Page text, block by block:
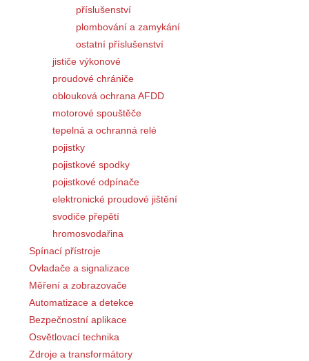
příslušenství
plombování a zamykání
ostatní příslušenství
jističe výkonové
proudové chrániče
oblouková ochrana AFDD
motorové spouštěče
tepelná a ochranná relé
pojistky
pojistkové spodky
pojistkové odpínače
elektronické proudové jištění
svodiče přepětí
hromosvodařina
Spínací přístroje
Ovladače a signalizace
Měření a zobrazovače
Automatizace a detekce
Bezpečnostní aplikace
Osvětlovací technika
Zdroje a transformátory